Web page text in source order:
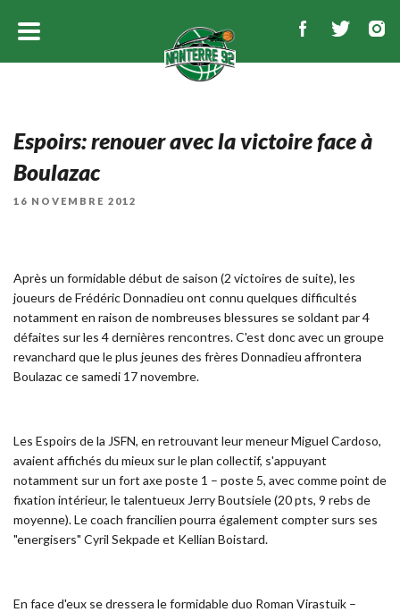
Espoirs: renouer avec la victoire face à
Boulazac
PUBLIÉ
16 NOVEMBRE 2012
Après un formidable début de saison (2 victoires de suite), les
joueurs de Frédéric Donnadieu ont connu quelques difficultés
notamment en raison de nombreuses blessures se soldant par 4
défaites sur les 4 dernières rencontres. C'est donc avec un groupe
revanchard que le plus jeunes des frères Donnadieu affrontera
Boulazac ce samedi 17 novembre.
Les Espoirs de la JSFN, en retrouvant leur meneur Miguel Cardoso,
avaient affichés du mieux sur le plan collectif, s'appuyant
notamment sur un fort axe poste 1 – poste 5, avec comme point de
fixation intérieur, le talentueux Jerry Boutsiele (20 pts, 9 rebs de
moyenne). Le coach francilien pourra également compter surs ses
"energisers" Cyril Sekpade et Kellian Boistard.
En face d'eux se dressera le formidable duo Roman Virastuik –